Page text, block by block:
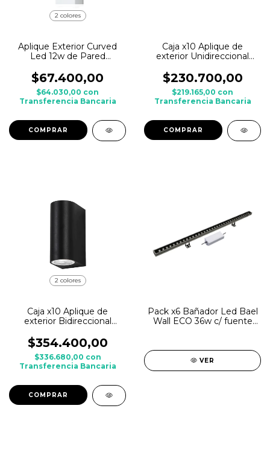
2 colores
Aplique Exterior Curved
Led 12w de Pared
$67.400,00
$64.030,00 con
Transferencia Bancaria
COMPRAR
Caja x10 Aplique de
exterior Unidireccional
BAEL Aluminio
$230.700,00
$219.165,00 con
Transferencia Bancaria
COMPRAR
2 colores
Caja x10 Aplique de
exterior Bidireccional
BAEL Aluminio
$354.400,00
$336.680,00 con
Transferencia Bancaria
COMPRAR
Pack x6 Bañador Led Bael
Wall ECO 36w c/ fuente
VER